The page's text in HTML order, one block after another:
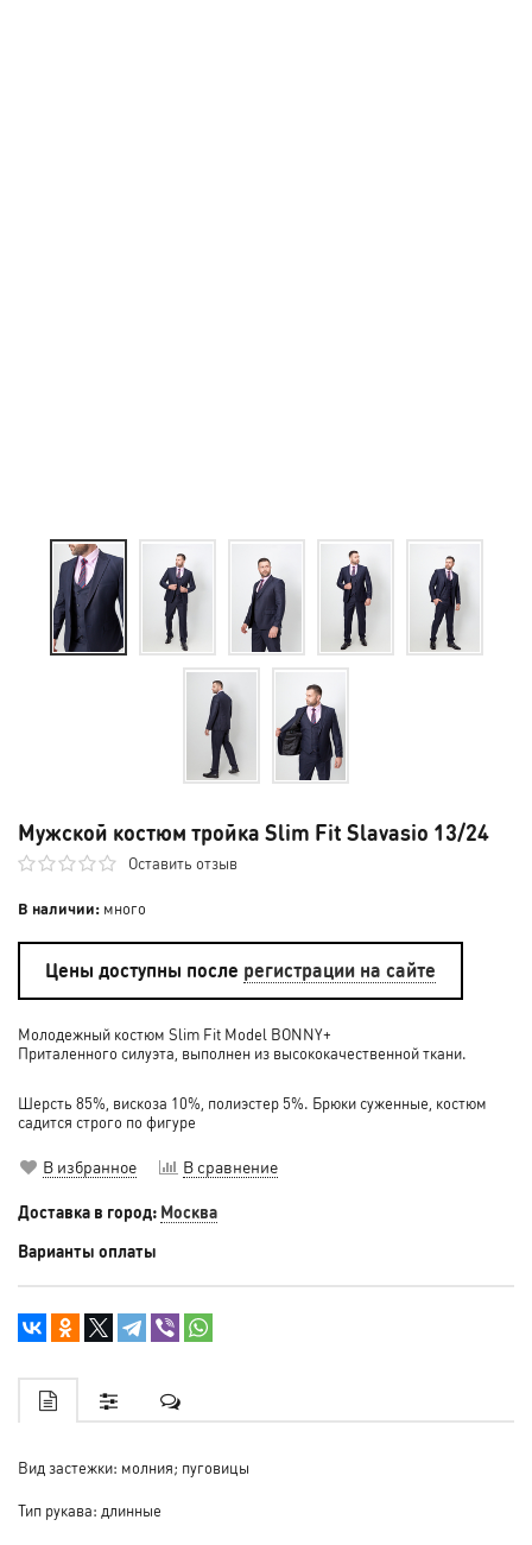
Мужской костюм тройка Slim Fit Slavasio 13/24
Оставить отзыв
В наличии: много
Цены доступны после регистрации на сайте
Молодежный костюм Slim Fit Model BONNY+
Приталенного силуэта, выполнен из высококачественной ткани.
Шерсть 85%, вискоза 10%, полиэстер 5%. Брюки суженные, костюм
садится строго по фигуре
В избранное В сравнение
Доставка в город: Москва
Варианты оплаты
Вид застежки: молния; пуговицы
Тип рукава: длинные